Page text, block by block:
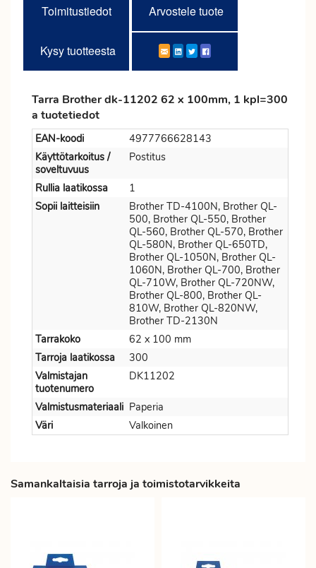
Toimitustiedot Arvostele tuote
Kysy tuotteesta
Tarra Brother dk-11202 62 x 100mm, 1 kpl=300
a tuotetiedot
EAN-koodi
4977766628143
Käyttötarkoitus /
soveltuvuus
Postitus
Rullia laatikossa
1
Sopii laitteisiin
Brother TD-4100N, Brother QL-
500, Brother QL-550, Brother
QL-560, Brother QL-570, Brother
QL-580N, Brother QL-650TD,
Brother QL-1050N, Brother QL-
1060N, Brother QL-700, Brother
QL-710W, Brother QL-720NW,
Brother QL-800, Brother QL-
810W, Brother QL-820NW,
Brother TD-2130N
Tarrakoko
62 x 100 mm
Tarroja laatikossa
300
Valmistajan
tuotenumero
DK11202
Valmistusmateriaali Paperia
Väri
Valkoinen
Samankaltaisia tarroja ja toimistotarvikkeita